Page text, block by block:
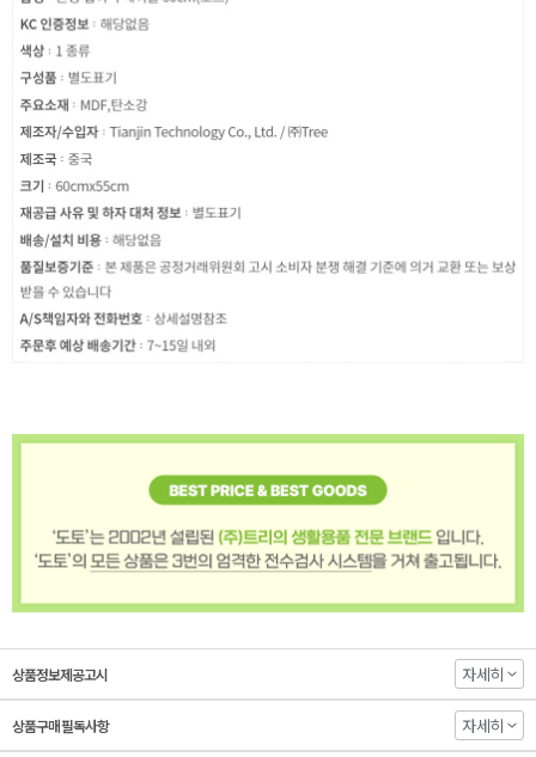
상품정보제공고시 자세히
상품구매 필독사항 자세히